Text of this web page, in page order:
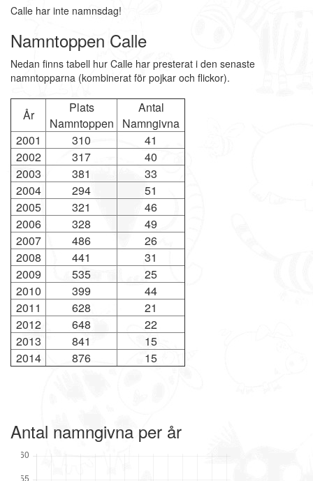
Calle har inte namnsdag!
Namntoppen Calle
Nedan finns tabell hur Calle har presterat i den senaste
namntopparna (kombinerat för pojkar och flickor).
År
Plats
Namntoppen
Antal
Namngivna
2001
310
41
2002
317
40
2003
381
33
2004
294
51
2005
321
46
2006
328
49
2007
486
26
2008
441
31
2009
535
25
2010
399
44
2011
628
21
2012
648
22
2013
841
15
2014
876 15
Antal namngivna per år